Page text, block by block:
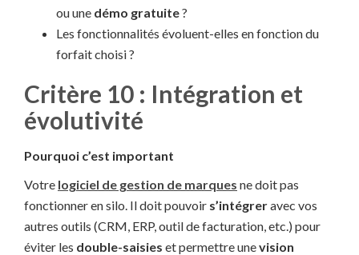
ou une démo gratuite?
Les fonctionnalités évoluent-elles en fonction du
forfait choisi ?
Critère 10 : Intégration et
évolutivité
Pourquoi c’est important
Votre logiciel de gestion de marques ne doit pas
fonctionner en silo. Il doit pouvoir s’intégreravec vos
autres outils (CRM, ERP, outil de facturation, etc.) pour
éviter les double-saisies et permettre unevision